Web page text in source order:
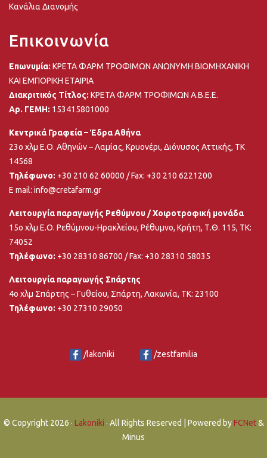
Κανάλια Διανομής
Επικοινωνία
Επωνυμία: ΚΡΕΤΑ ΦΑΡΜ ΤΡΟΦΙΜΩΝ ΑΝΩΝΥΜΗ ΒΙΟΜΗΧΑΝΙΚΗ
ΚΑΙ ΕΜΠΟΡΙΚΗ ΕΤΑΙΡΙΑ
Διακριτικός Τίτλος: ΚΡΕΤΑ ΦΑΡΜ ΤΡΟΦΙΜΩΝ Α.Β.Ε.Ε.
Αρ. ΓΕΜΗ: 153415801000
Κεντρικά Γραφεία – Έδρα Αθήνα
23ο χλμ Ε.Ο. Αθηνών – Λαμίας, Κρυονέρι, Διόνυσος Αττικής, ΤΚ
14568
Τηλέφωνο: +30 210 62 60000 / Fax: +30 210 6221200
E mail: info@cretafarm.gr
Λειτουργία παραγωγής Ρεθύμνου / Χοιροτροφική μονάδα
15ο χλμ Ε.Ο. Ρεθύμνου-Ηρακλείου, Ρέθυμνο, Κρήτη, Τ.Θ. 115, ΤΚ:
74052
Τηλέφωνο: +30 28310 86700 / Fax: +30 28310 58035
Λειτουργία παραγωγής Σπάρτης
4ο χλμ Σπάρτης – Γυθείου, Σπάρτη, Λακωνία, ΤΚ: 23100
Τηλέφωνο: +30 27310 29050
/lakoniki /zestfamilia
© Copyright 2026 · Lakoniki · All Rights Reserved | Powered byFCNet&
Minus